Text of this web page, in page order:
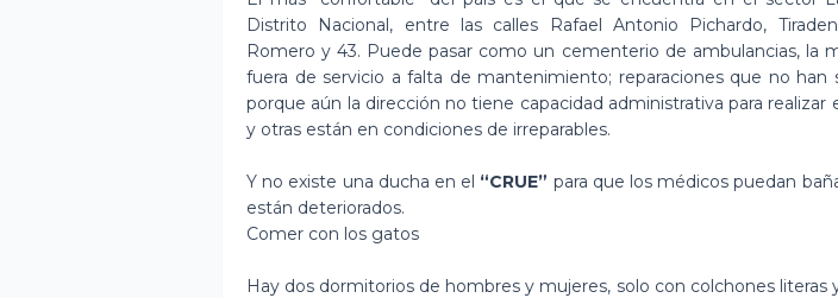
Distrito Nacional, entre las calles Rafael Antonio Pichardo,
Romero y 43. Puede pasar como un cementerio de ambulancias, la
fuera de servicio a falta de mantenimiento; reparaciones que no han
porque aún la dirección no tiene capacidad administrativa para realizar
y otras están en condiciones de irreparables.
Y no existe una ducha en el “CRUE” para que los médicos puedan
están deteriorados.
Comer con los gatos
Hay dos dormitorios de hombres y mujeres, solo con colchones literas